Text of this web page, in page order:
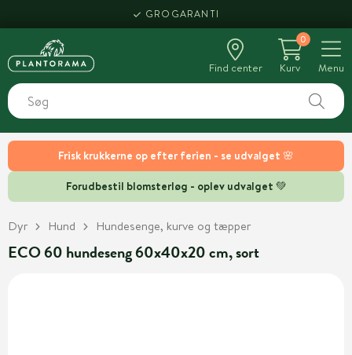
Frisk krukkerne op efter ferien - se udvalget 🌸
Forudbestil blomsterløg - oplev udvalget 💚
GROGARANTI
Find center
0
Kurv
Menu
Dyr Hund Hundesenge, kurve og tæpper
ECO 60 hundeseng 60x40x20 cm, sort